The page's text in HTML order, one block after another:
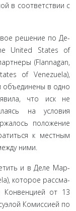
в соответствии с
решение по Де­
United States of
(Flannagan,
of Venezuela),
объединены в одно
что иск не
на условия
поло­жение
к местным
ними.
и в Деле Мар­
которое рассма­
Конвенцией от 13
Комиссией по